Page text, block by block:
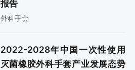
报告
外科手套
2022-2028年中国一次性使用
灭菌橡胶外科手套产业发展态势